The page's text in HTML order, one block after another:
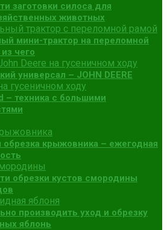
заготовки силоса для
животных
мини-трактор на переломной
чего
универсал – JOHN DEERE
– техника с большими
обрезка крыжовника – ежегодная
обрезки кустов смородины
производить уход и обрезку
яблонь